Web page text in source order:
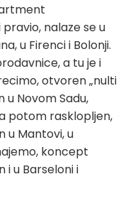
nalaze se u
u Firenci i Bolonji.
a tu je i
otvoren „nulti
u Novom Sadu,
potom rasklopljen,
u Mantovi, u
koncept
i u Barseloni i